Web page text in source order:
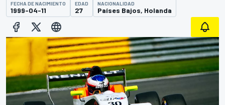
FECHA DE NACIMIENTO
1999-04-11
EDAD
27
NACIONALIDAD
Países Bajos, Holanda